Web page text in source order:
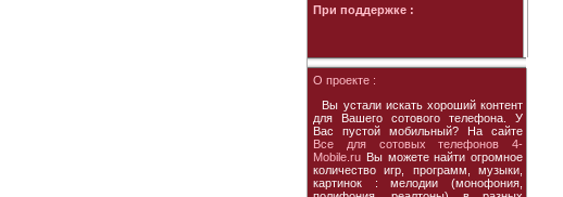
При поддержке :
О проекте :
Вы устали искать хороший контент
для Вашего сотового телефона. У
Вас пустой мобильный? На сайте
Все для сотовых телефонов 4-
Mobile.ru Вы можете найти огромное
количество игр, программ, музыки,
картинок : мелодии (монофония,